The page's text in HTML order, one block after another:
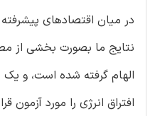
در میان اقتصادهای
الهام گرفته شده است، و
افتراق انرژی را مورد آزمون